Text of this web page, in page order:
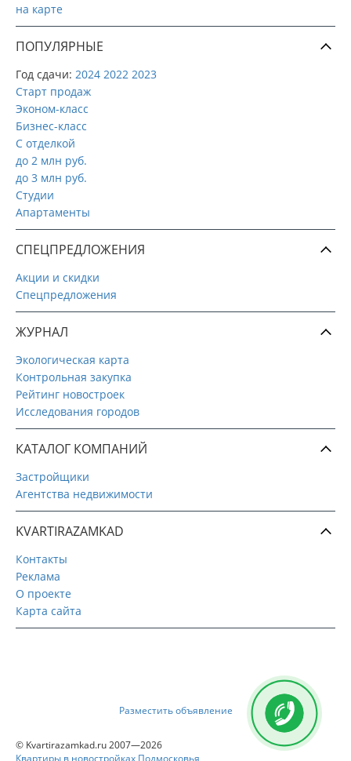
на карте
ПОПУЛЯРНЫЕ
Год сдачи: 2024 2022 2023
Старт продаж
Эконом-класс
Бизнес-класс
С отделкой
до 2 млн руб.
до 3 млн руб.
Студии
Апартаменты
СПЕЦПРЕДЛОЖЕНИЯ
Акции и скидки
Спецпредложения
ЖУРНАЛ
Экологическая карта
Контрольная закупка
Рейтинг новостроек
Исследования городов
КАТАЛОГ КОМПАНИЙ
Застройщики
Агентства недвижимости
KVARTIRAZAMKAD
Контакты
Реклама
О проекте
Карта сайта
Разместить объявление
© Kvartirazamkad.ru 2007—2026
Квартиры в новостройках Подмосковья